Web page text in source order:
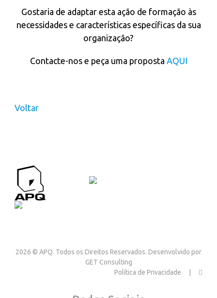
Gostaria de adaptar esta ação de formação às
necessidades e características específicas da sua
organização?
Contacte-nos e peça uma proposta AQUI
Voltar
2026 © APQ. Todos os Direitos Reservados. Desenvolvido por
GET Consulting
Política de Privacidade